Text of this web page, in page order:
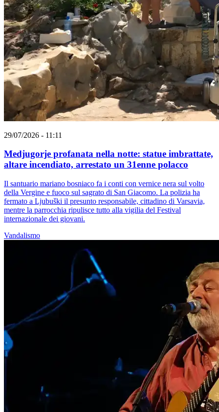
29/07/2026 - 11:11
Medjugorje profanata nella notte: statue imbrattate,
altare incendiato, arrestato un 31enne polacco
Il santuario mariano bosniaco fa i conti con vernice nera sul volto
della Vergine e fuoco sul sagrato di San Giacomo. La polizia ha
fermato a Ljubuški il presunto responsabile, cittadino di Varsavia,
mentre la parrocchia ripulisce tutto alla vigilia del Festival
internazionale dei giovani.
Vandalismo